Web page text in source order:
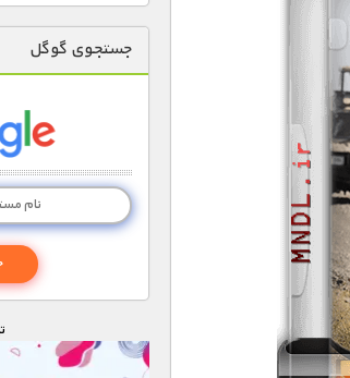
جستجوی گوگل